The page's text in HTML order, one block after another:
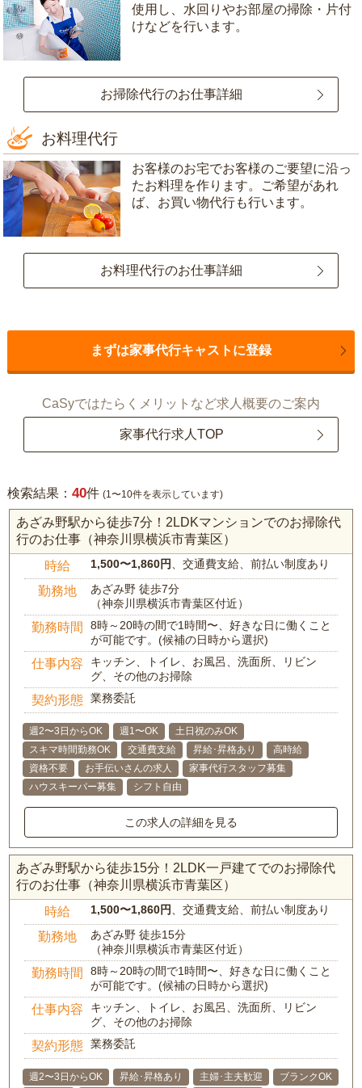
使用し、水回りやお部屋の掃除・片付
けなどを行います。
お掃除代行のお仕事詳細
お料理代行
お客様のお宅でお客様のご要望に沿っ
たお料理を作ります。ご希望があれ
ば、お買い物代行も行います。
お料理代行のお仕事詳細
まずは家事代行キャストに登録
CaSyではたらくメリットなど求人概要のご案内
家事代行求人TOP
検索結果： 40件 (1〜10件を表示しています)
あざみ野駅から徒歩7分！2LDKマンションでのお掃除代
行のお仕事（神奈川県横浜市青葉区）
時給 1,500〜1,860円 、交通費支給、前払い制度あり
勤務地
あざみ野 徒歩7分
（神奈川県横浜市青葉区付近）
勤務時間
8時～20時の間で1時間〜、好きな日に働くこと
が可能です。(候補の日時から選択)
仕事内容
キッチン、トイレ、お風呂、洗面所、リビン
グ、その他のお掃除
契約形態 業務委託
週2〜3日からOK 週1〜OK
土日祝のみOK
スキマ時間勤務OK
交通費支給 昇給･昇格あり
高時給
資格不要
お手伝いさんの求人
家事代行スタッフ募集
ハウスキーパー募集
シフト自由
この求人の詳細を見る
あざみ野駅から徒歩15分！2LDK一戸建てでのお掃除代
行のお仕事（神奈川県横浜市青葉区）
時給 1,500〜1,860円 、交通費支給、前払い制度あり
勤務地
あざみ野 徒歩15分
（神奈川県横浜市青葉区付近）
勤務時間
8時～20時の間で1時間〜、好きな日に働くこと
が可能です。(候補の日時から選択)
仕事内容
キッチン、トイレ、お風呂、洗面所、リビン
グ、その他のお掃除
契約形態 業務委託
週2〜3日からOK 昇給･昇格あり 主婦･主夫歓迎
ブランクOK